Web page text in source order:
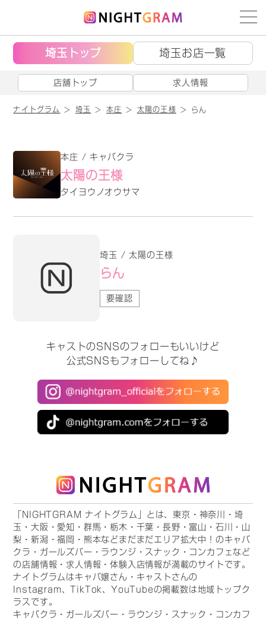
埼玉トップ 埼玉お店一覧
店舗トップ 求人情報
ナイトグラム 埼玉 本庄 太陽の王様 らん
本庄 / キャバクラ
太陽の王様
タイヨウノオウサマ
埼玉 / 太陽の王様
らん
要確認
キャストのSNSのフォローもいいけど
公式SNSもフォローしてね♪
「NIGHTGRAM ナイトグラム」とは、東京・神奈川・埼
玉・大阪・愛知・群馬・栃木・千葉・長野・富山・石川・山
梨・新潟・福岡・熊本などまだまだエリア拡大中！のキャバ
クラ・ガールズバー・ラウンジ・スナック・コンカフェなど
の店舗情報・求人情報・体験入店情報が満載のサイトです。
ナイトグラムはキャバ嬢さん・キャストさんの
Instagram、TikTok、YouTubeの掲載数は地域トップク
ラスです。
キャバクラ・ガールズバー・ラウンジ・スナック・コンカフ